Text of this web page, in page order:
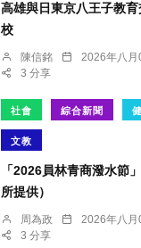
高雄與日東京八王子教
校
陳信銘 2026年八月
3 分享
社會 綜合新聞
文教
「2026員林青商潑水節
所提供）
周為政 2026年八月
3 分享